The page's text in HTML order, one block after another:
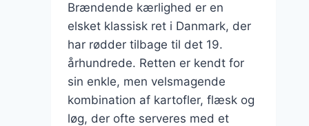
Brændende kærlighed er en
elsket klassisk ret i Danmark, der
har rødder tilbage til det 19.
århundrede. Retten er kendt for
sin enkle, men velsmagende
kombination af kartofler, flæsk og
løg, der ofte serveres med et